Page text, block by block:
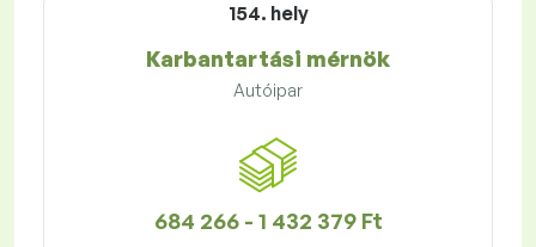
154. hely
Karbantartási mérnök
Autóipar
684 266 - 1 432 379 Ft